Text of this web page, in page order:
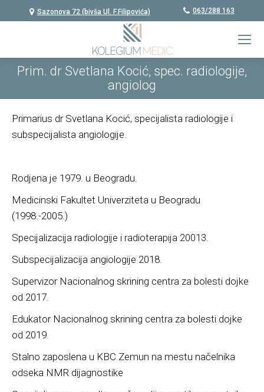
Sazonova 72 (bivša Ul. F.Filipovića) 063/288 163
Prim. dr Svetlana Kocić, spec. radiologije,
angiolog
Primarius dr Svetlana Kocić, specijalista radiologije i
subspecijalista angiologije.
Rodjena je 1979. u Beogradu.
Medicinski Fakultet Univerziteta u Beogradu
(1998.-2005.)
Specijalizacija radiologije i radioterapija 20013.
Subspecijalizacija angiologije 2018.
Supervizor Nacionalnog skrining centra za bolesti dojke
od 2017.
Edukator Nacionalnog skrining centra za bolesti dojke
od 2019.
Stalno zaposlena u KBC Zemun na mestu načelnika
odseka NMR dijagnostike